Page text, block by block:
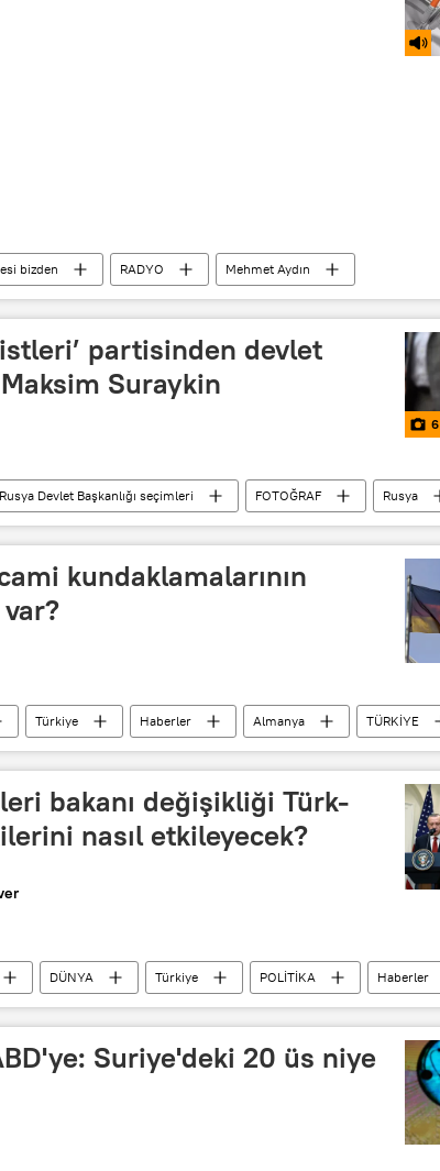
bizden RADYO Mehmet Aydın
partisinden devlet
Maksim Suraykin
6
Devlet Başkanlığı seçimleri FOTOĞRAF
Rusya
2018 devlet başkanlığı seçimleri
kundaklamalarının
Türkiye Haberler Almanya
TÜRKİYE
(UETD)
PKK Cami
bakanı değişikliği Türk-
nasıl etkileyecek?
DÜNYA Türkiye POLİTİKA
Haberler
Hüseyin Bağcı Mehmet Yeğin
Rex Tillerson
CIA
Suriye'deki 20 üs niye